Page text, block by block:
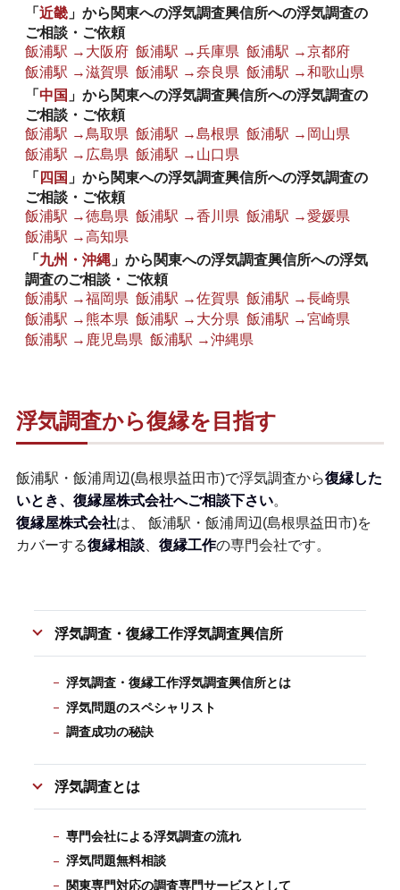
「近畿 」から関東への浮気調査興信所への浮気調査の
ご相談・ご依頼
飯浦駅 →大阪府 飯浦駅 →兵庫県 飯浦駅 →京都府
飯浦駅 →滋賀県 飯浦駅 →奈良県 飯浦駅 →和歌山県
「中国 」から関東への浮気調査興信所への浮気調査の
ご相談・ご依頼
飯浦駅 →鳥取県 飯浦駅 →島根県 飯浦駅 →岡山県
飯浦駅 →広島県 飯浦駅 →山口県
「四国 」から関東への浮気調査興信所への浮気調査の
ご相談・ご依頼
飯浦駅 →徳島県 飯浦駅 →香川県 飯浦駅 →愛媛県
飯浦駅 →高知県
「九州・沖縄 」から関東への浮気調査興信所への浮気
調査のご相談・ご依頼
飯浦駅 →福岡県 飯浦駅 →佐賀県 飯浦駅 →長崎県
飯浦駅 →熊本県 飯浦駅 →大分県 飯浦駅 →宮崎県
飯浦駅 →鹿児島県 飯浦駅 →沖縄県
浮気調査から復縁を目指す
飯浦駅・飯浦周辺(島根県益田市)で浮気調査から復縁した
いとき、復縁屋株式会社へご相談下さい。
復縁屋株式会社は、 飯浦駅・飯浦周辺(島根県益田市)を
カバーする復縁相談 復縁工作の専門会社です。
浮気調査・復縁工作浮気調査興信所
浮気調査・復縁工作浮気調査興信所とは
浮気問題のスペシャリスト
調査成功の秘訣
浮気調査とは
専門会社による浮気調査の流れ
浮気問題無料相談
関東専門対応の調査専門サービスとして